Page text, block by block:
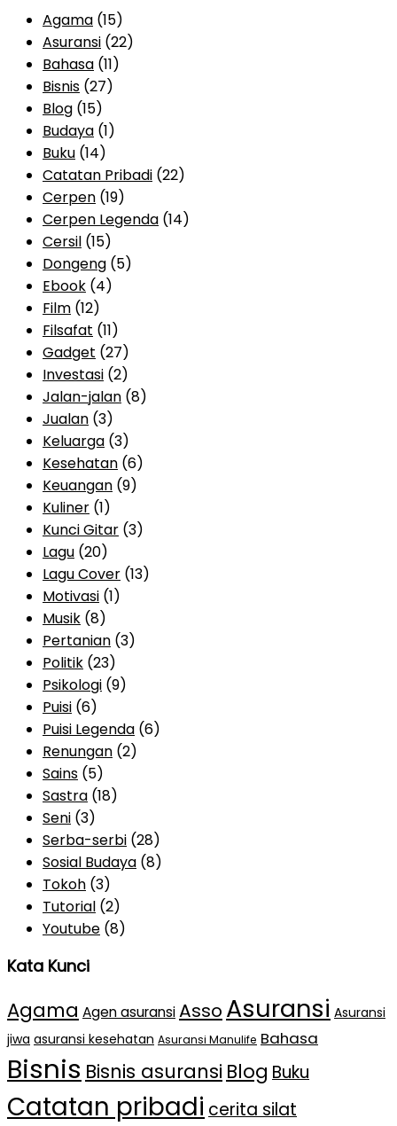
Agama (15)
Asuransi (22)
Bahasa (11)
Bisnis (27)
Blog (15)
Budaya (1)
Buku (14)
Catatan Pribadi (22)
Cerpen (19)
Cerpen Legenda (14)
Cersil (15)
Dongeng (5)
Ebook (4)
Film (12)
Filsafat (11)
Gadget (27)
Investasi (2)
Jalan-jalan (8)
Jualan (3)
Keluarga (3)
Kesehatan (6)
Keuangan (9)
Kuliner (1)
Kunci Gitar (3)
Lagu (20)
Lagu Cover (13)
Motivasi (1)
Musik (8)
Pertanian (3)
Politik (23)
Psikologi (9)
Puisi (6)
Puisi Legenda (6)
Renungan (2)
Sains (5)
Sastra (18)
Seni (3)
Serba-serbi (28)
Sosial Budaya (8)
Tokoh (3)
Tutorial (2)
Youtube (8)
Kata Kunci
Agama Agen asuransiAsso Asuransi Asuransi
jiwa asuransi kesehatan Asuransi Manulife Bahasa
Bisnis Bisnis asuransi Blog Buku
Catatan pribadi cerita silat